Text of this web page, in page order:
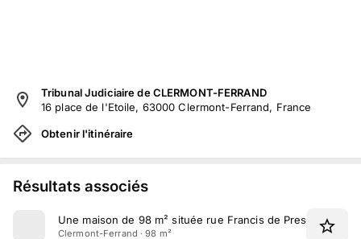
Tribunal Judiciaire de CLERMONT-FERRAND
16 place de l'Etoile, 63000 Clermont-Ferrand, France
Obtenir l'itinéraire
Résultats associés
Une maison de 98 m² située rue Francis de Pressensé à
Clermont-Ferrand · 98 m²